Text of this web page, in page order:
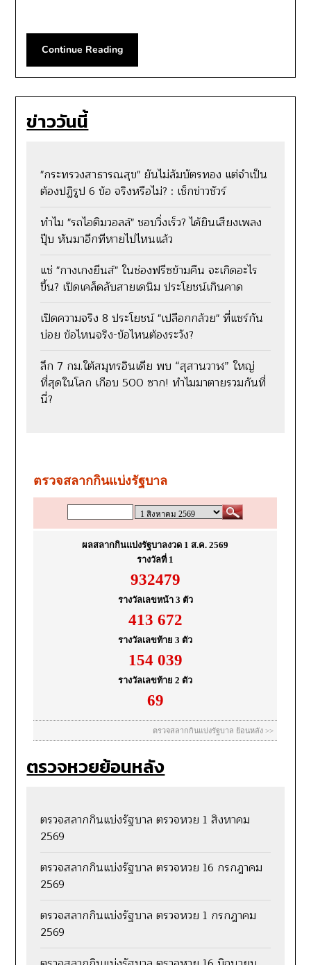
Continue Reading
ข่าววันนี้
"กระทรวงสาธารณสุข" ยันไม่ล้มบัตรทอง แต่จำเป็น
ต้องปฏิรูป 6 ข้อ จริงหรือไม่? : เช็กข่าวชัวร์
ทำไม "รถไอติมวอลล์" ชอบวิ่งเร็ว? ได้ยินเสียงเพลง
ปุ๊บ หันมาอีกทีหายไปไหนแล้ว
แช่ "กางเกงยีนส์" ในช่องฟรีซข้ามคืน จะเกิดอะไร
ขึ้น? เปิดเคล็ดลับสายเดนิม ประโยชน์เกินคาด
เปิดความจริง 8 ประโยชน์ "เปลือกกล้วย" ที่แชร์กัน
บ่อย ข้อไหนจริง-ข้อไหนต้องระวัง?
ลึก 7 กม.ใต้สมุทรอินเดีย พบ “สุสานวาฬ” ใหญ่
ที่สุดในโลก เกือบ 500 ซาก! ทำไมมาตายรวมกันที่
นี่?
ตรวจหวยย้อนหลัง
ตรวจสลากกินแบ่งรัฐบาล ตรวจหวย 1 สิงหาคม
2569
ตรวจสลากกินแบ่งรัฐบาล ตรวจหวย 16 กรกฎาคม
2569
ตรวจสลากกินแบ่งรัฐบาล ตรวจหวย 1 กรกฎาคม
2569